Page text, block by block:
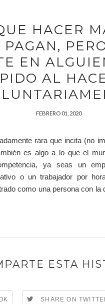
HACER
EN
AL
FEBRERO 01, 2020
rara que incita (no
es algo a lo que el
ya seas un
o un trabajador por
como una persona con
ESTA
SHARE ON